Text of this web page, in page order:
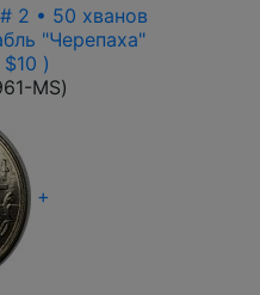
2 • 50 хванов
"Черепаха"
)
MS)
+